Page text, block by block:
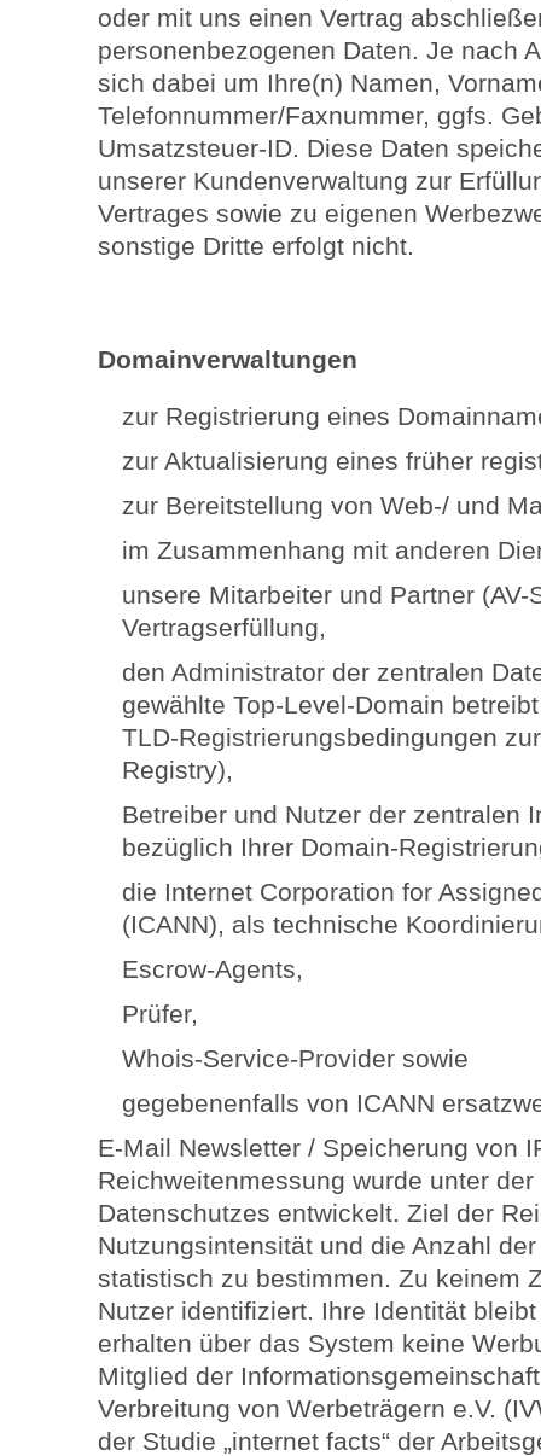
oder mit uns einen Vertrag
personenbezogenen Daten. Je nach
sich dabei um Ihre(n) Namen,
Telefonnummer/Faxnummer, ggfs.
Umsatzsteuer-ID. Diese Daten
unserer Kundenverwaltung zur
Vertrages sowie zu eigenen
sonstige Dritte erfolgt nicht.
Domainverwaltungen
zur Registrierung eines
zur Aktualisierung eines früher
zur Bereitstellung von Web-/ und
im Zusammenhang mit anderen
unsere Mitarbeiter und Partner
Vertragserfüllung,
den Administrator der zentralen
gewählte Top-Level-Domain
TLD-Registrierungsbedingungen
Registry),
Betreiber und Nutzer der zentralen
bezüglich Ihrer Domain-
die Internet Corporation for
(ICANN), als technische
Escrow-Agents,
Prüfer,
Whois-Service-Provider sowie
gegebenenfalls von ICANN
E-Mail Newsletter / Speicherung von
Reichweitenmessung wurde unter
Datenschutzes entwickelt. Ziel der
Nutzungsintensität und die Anzahl
statistisch zu bestimmen. Zu keinem
Nutzer identifiziert. Ihre Identität
erhalten über das System keine
Mitglied der
Verbreitung von Werbeträgern e.V.
der Studie „internet facts“ der